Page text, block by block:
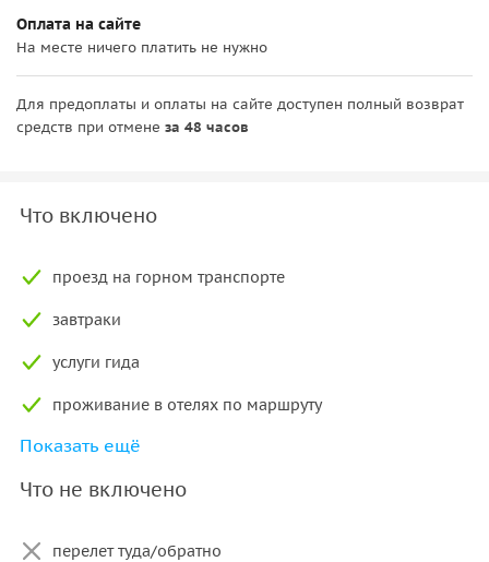
Оплата на сайте
На месте ничего платить не нужно
Для предоплаты и оплаты на сайте доступен полный возврат
средств при отмене за 48 часов
Что включено
проезд на горном транспорте
завтраки
услуги гида
проживание в отелях по маршруту
термальные источники
Показать ещё
Что не включено
перелет туда/обратно